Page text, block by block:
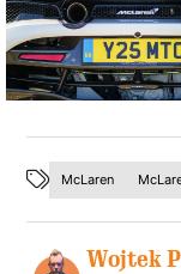
McLaren
Wojtek